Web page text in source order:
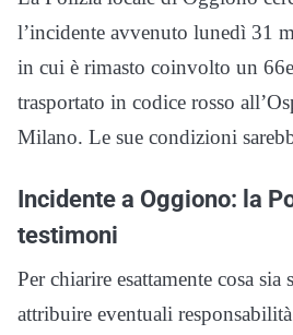
l’incidente avvenuto lunedì 31
in cui è rimasto coinvolto un
trasportato in codice rosso
Milano. Le sue condizioni
Incidente a Oggiono: la
testimoni
Per chiarire esattamente cosa sia
attribuire eventuali